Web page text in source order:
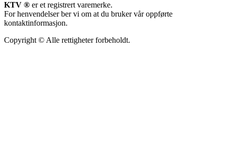
KTV ® er et registrert varemerke.
For henvendelser ber vi om at du bruker vår oppførte
kontaktinformasjon.
Copyright © Alle rettigheter forbeholdt.